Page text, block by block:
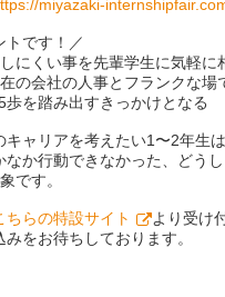
miyazaki-
トです！／
にくい事を先輩学生に気軽に
の会社の人事とフランクな場
歩を踏み出すきっかけとなる
ャリアを考えたい1〜2年生は
なか行動できなかった、どう
です。
ちらの特設サイト
より受け
をお待ちしております。